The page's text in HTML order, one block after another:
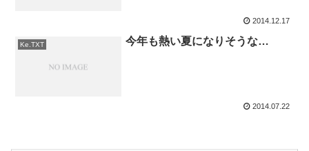
2014.12.17
Ke.TXT 今年も熱い夏になりそうな…
2014.07.22